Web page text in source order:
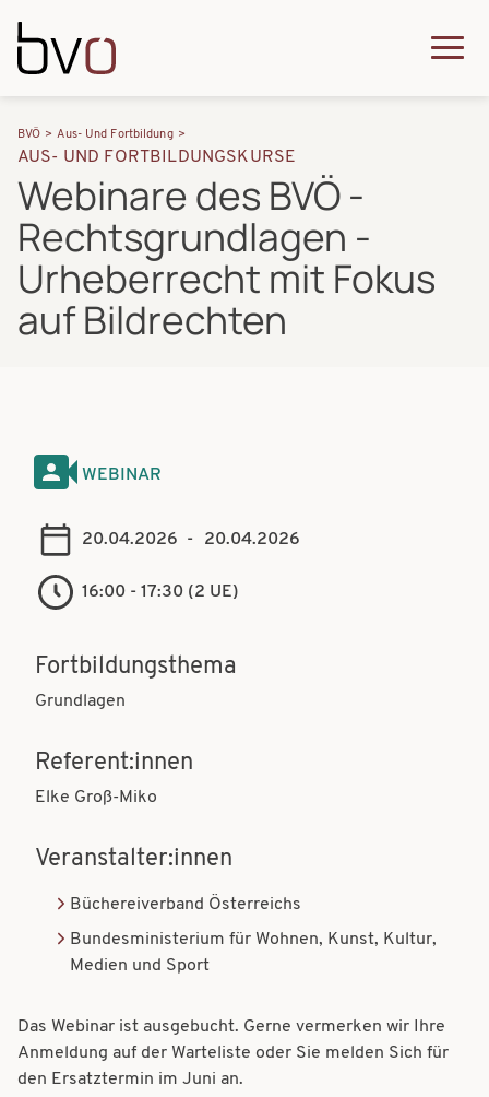
k
m
e
n
a
u
p
t
n
a
P
f
a
d
n
a
BVÖ Aus- Und Fortbildung
AUS- UND FORTBILDUNGSKURSE
Webinare des BVÖ -
Rechtsgrundlagen -
Urheberrecht mit Fokus
auf Bildrechten
WEBINAR
20.04.2026 - 20.04.2026
16:00 - 17:30 (2 UE)
Fortbildungsthema
Grundlagen
Referent:innen
Elke Groß-Miko
Veranstalter:innen
Büchereiverband Österreichs
Bundesministerium für Wohnen, Kunst, Kultur,
Medien und Sport
Das Webinar ist ausgebucht. Gerne vermerken wir Ihre
Anmeldung auf der Warteliste oder Sie melden Sich für
den Ersatztermin im Juni an.